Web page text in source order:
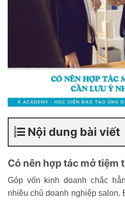
Nội dung bài viết
Có nên hợp tác mở tiệm
Góp vốn kinh doanh chắc
nhiều chủ doanh nghiệp